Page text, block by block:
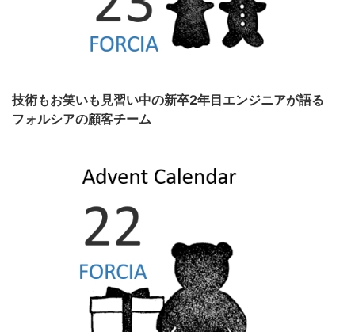
技術もお笑いも見習い中の新卒2年目エンジニアが語る
フォルシアの顧客チーム